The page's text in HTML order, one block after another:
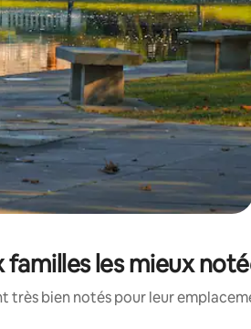
les mieux
très bien notés pour leur